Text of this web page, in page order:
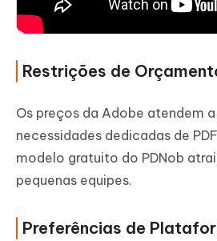
Restrições de
Os preços da Adobe atendem
necessidades dedicadas de
modelo gratuito do PDNob
pequenas equipes.
Preferências de